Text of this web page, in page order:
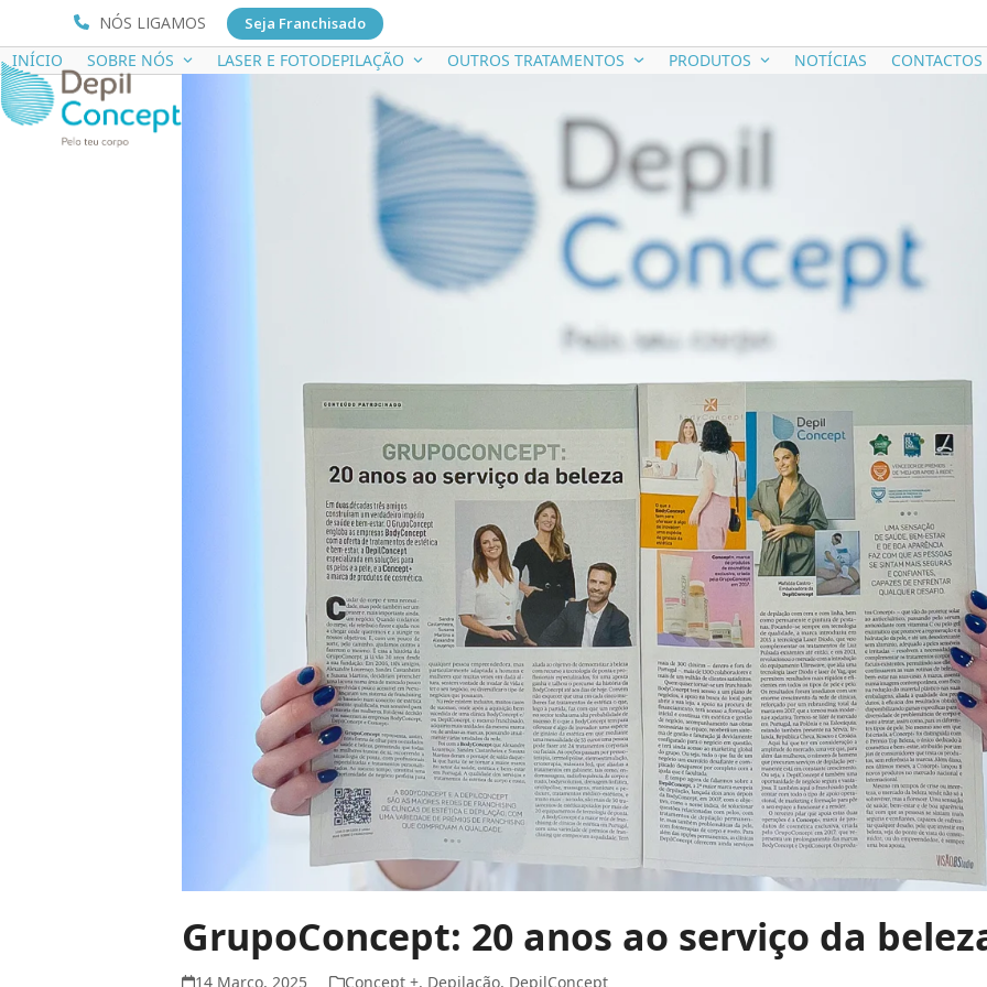
NÓS LIGAMOS Seja Franchisado
INÍCIO SOBRE NÓS LASER E FOTODEPILAÇÃO OUTROS TRATAMENTOS PRODUTOS NOTÍCIAS CONTACTOS
GrupoConcept: 20 anos ao serviço da
14 Março, 2025 Concept +, Depilação, DepilConcept